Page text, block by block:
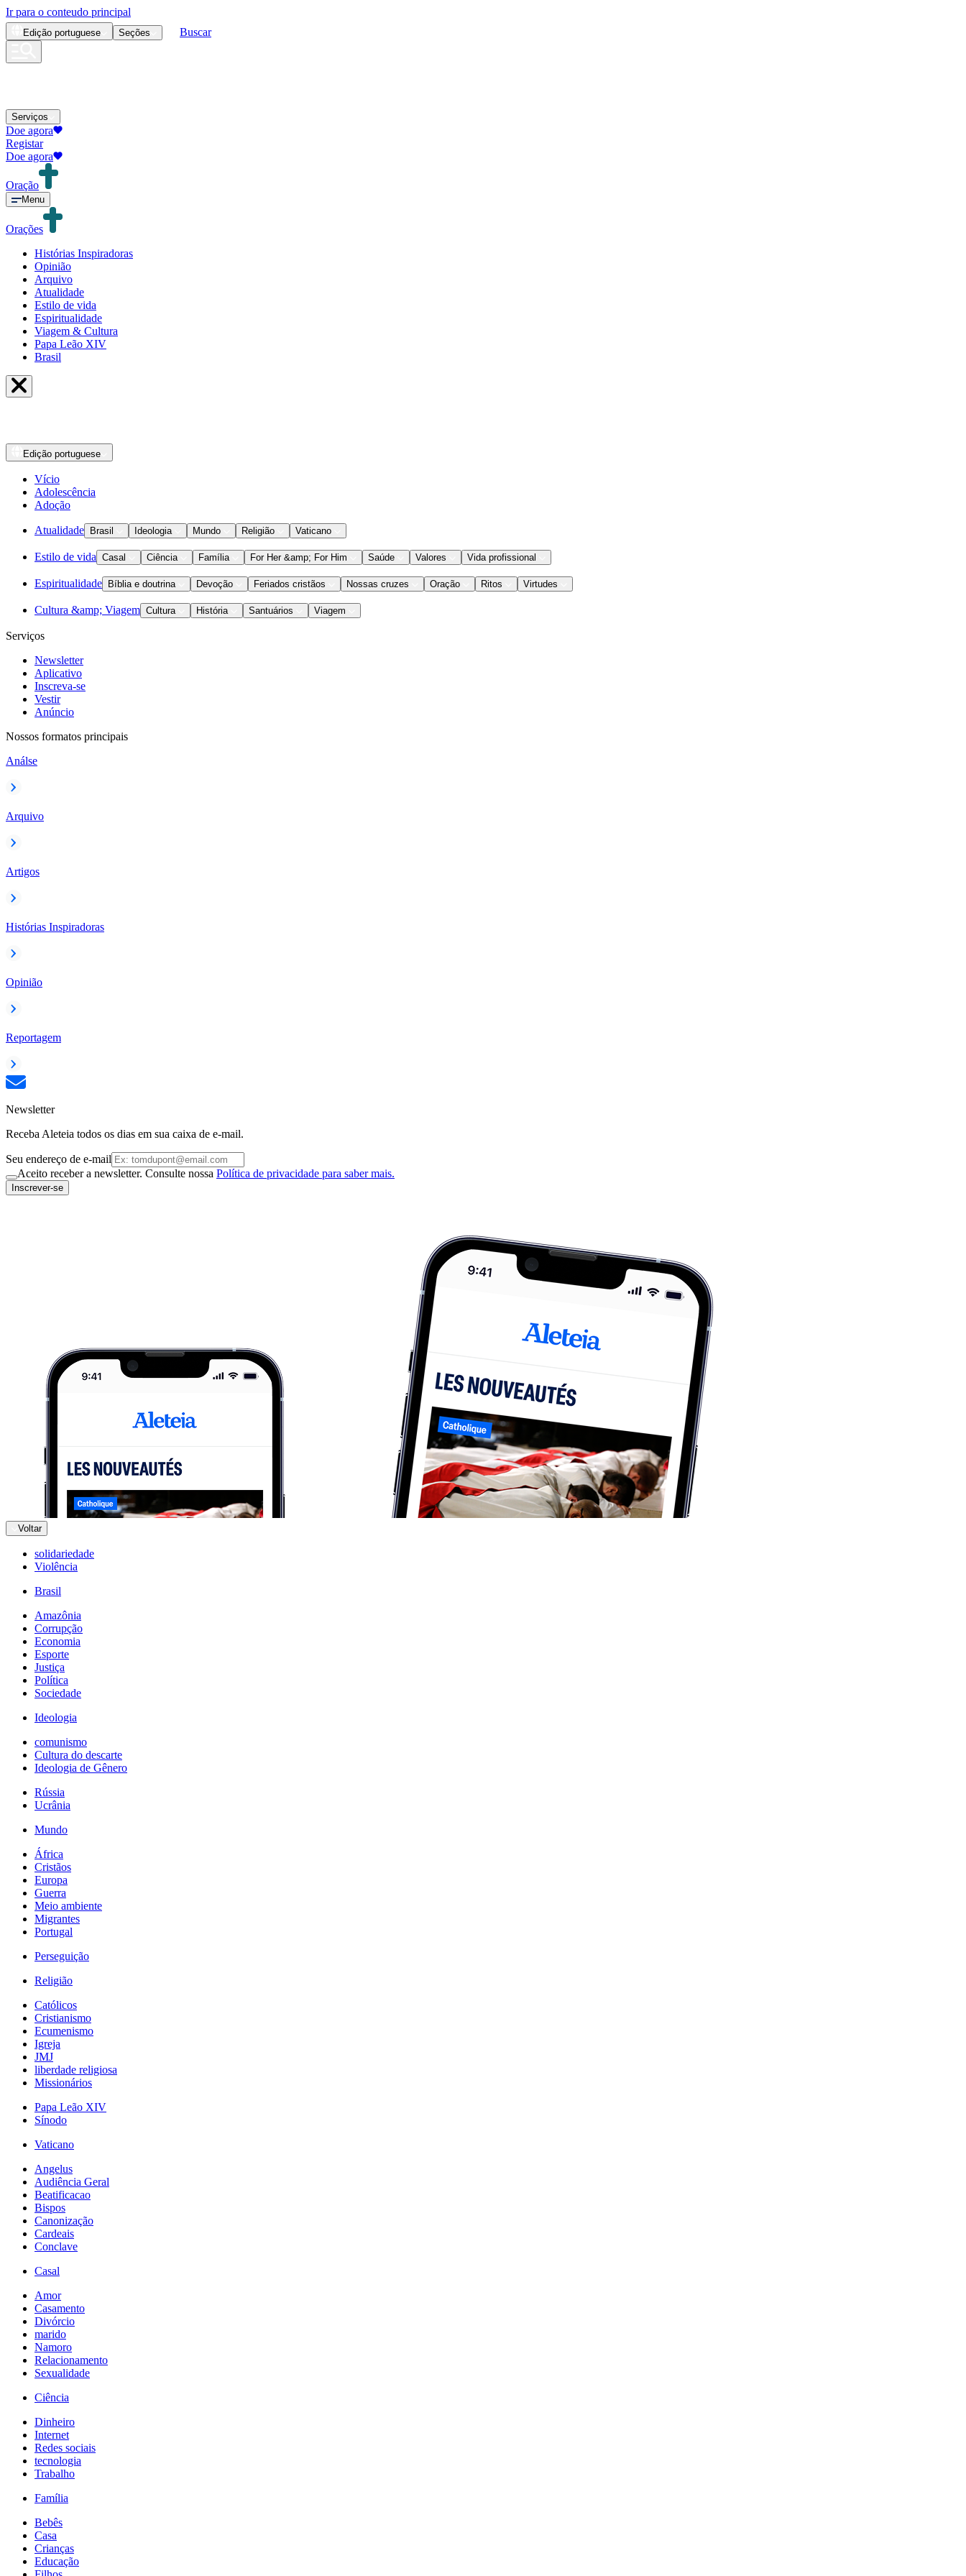
Ir para o conteudo principal
Edição portuguese Seções Buscar
Serviços
Doe agora
Registar
Doe agora
Oração
Menu
Orações
Histórias Inspiradoras
Opinião
Arquivo
Atualidade
Estilo de vida
Espiritualidade
Viagem & Cultura
Papa Leão XIV
Brasil
Edição portuguese
Vício
Adolescência
Adoção
Atualidade Brasil Ideologia Mundo Religião Vaticano
Estilo de vida Casal Ciência Família For Her &amp; For Him Saúde Valores Vida profissional
Espiritualidade Bíblia e doutrina Devoção Feriados cristãos Nossas cruzes Oração Ritos Virtudes
Cultura &amp; Viagem Cultura História Santuários Viagem
Serviços
Newsletter
Aplicativo
Inscreva-se
Vestir
Anúncio
Nossos formatos principais
Análse
Arquivo
Artigos
Histórias Inspiradoras
Opinião
Reportagem
Newsletter
Receba Aleteia todos os dias em sua caixa de e-mail.
Seu endereço de e-mail
Aceito receber a newsletter. Consulte nossa Política de privacidade para saber mais.
Inscrever-se
Voltar
solidariedade
Violência
Brasil
Amazônia
Corrupção
Economia
Esporte
Justiça
Política
Sociedade
Ideologia
comunismo
Cultura do descarte
Ideologia de Gênero
Rússia
Ucrânia
Mundo
África
Cristãos
Europa
Guerra
Meio ambiente
Migrantes
Portugal
Perseguição
Religião
Católicos
Cristianismo
Ecumenismo
Igreja
JMJ
liberdade religiosa
Missionários
Papa Leão XIV
Sínodo
Vaticano
Angelus
Audiência Geral
Beatificacao
Bispos
Canonização
Cardeais
Conclave
Casal
Amor
Casamento
Divórcio
marido
Namoro
Relacionamento
Sexualidade
Ciência
Dinheiro
Internet
Redes sociais
tecnologia
Trabalho
Família
Bebês
Casa
Crianças
Educação